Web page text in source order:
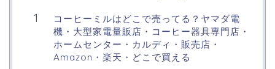
コーヒーミルはどこで売ってる？ヤマダ電
機・大型家電量販店・コーヒー器具専門店・
ホームセンター・カルディ・販売店・
Amazon・楽天・どこで買える